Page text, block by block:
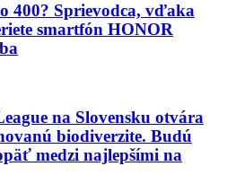
400? Sprievodca, vďaka
smartfón HONOR
na Slovensku otvára
biodiverzite. Budú
medzi najlepšími na